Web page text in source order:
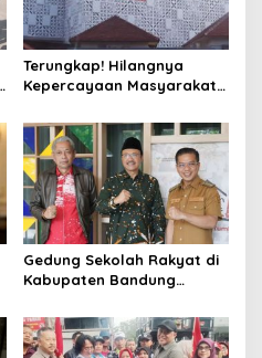
Terungkap! Hilangnya
Kepercayaan Masyarakat
Rebranding RSUD Cibabat
Gedung Sekolah Rakyat di
Kabupaten Bandung
Siap Tampung Dua Ribu
Siswa